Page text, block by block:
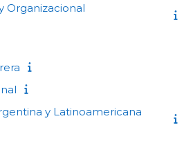
Organizacional
y Latinoamericana